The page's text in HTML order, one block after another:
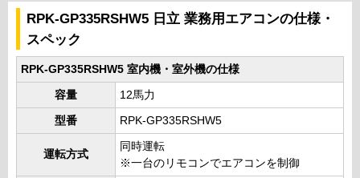
RPK-GP335RSHW5 日立 業務用エアコンの仕様・
スペック
RPK-GP335RSHW5 室内機・室外機の仕様
容量 12馬力
型番 RPK-GP335RSHW5
運転方式
同時運転
※一台のリモコンでエアコンを制御